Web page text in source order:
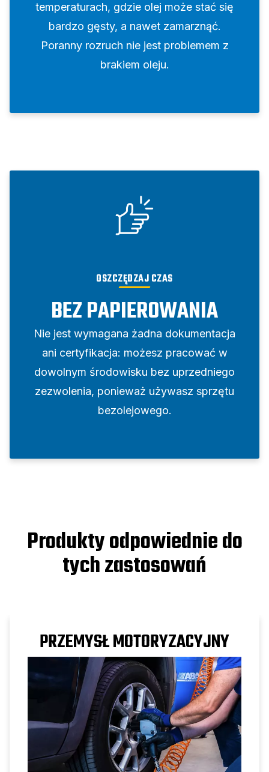
temperaturach, gdzie olej może stać się
bardzo gęsty, a nawet zamarznąć.
Poranny rozruch nie jest problemem z
brakiem oleju.
OSZCZĘDZAJ CZAS
BEZ PAPIEROWANIA
Nie jest wymagana żadna dokumentacja
ani certyfikacja: możesz pracować w
dowolnym środowisku bez uprzedniego
zezwolenia, ponieważ używasz sprzętu
bezolejowego.
Produkty odpowiednie do
tych zastosowań
PRZEMYSŁ MOTORYZACYJNY